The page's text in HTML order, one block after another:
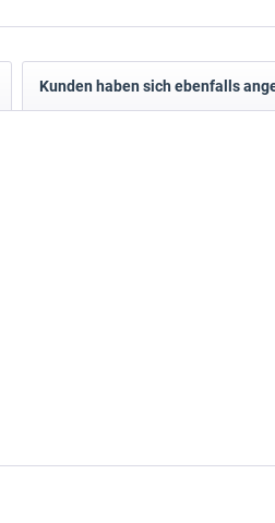
Kunden haben sich ebenfalls